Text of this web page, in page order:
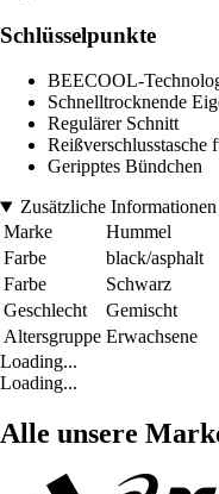
Schlüsselpunkte
BEECOOL-
Schnelltrocknende
Regulärer Schnitt
Reißverschlusstasche
Geripptes Bündchen
Zusätzliche Informationen
Marke
Hummel
Farbe
black/asphalt
Farbe
Schwarz
Geschlecht
Gemischt
Altersgruppe Erwachsene
Loading...
Loading...
Alle unsere